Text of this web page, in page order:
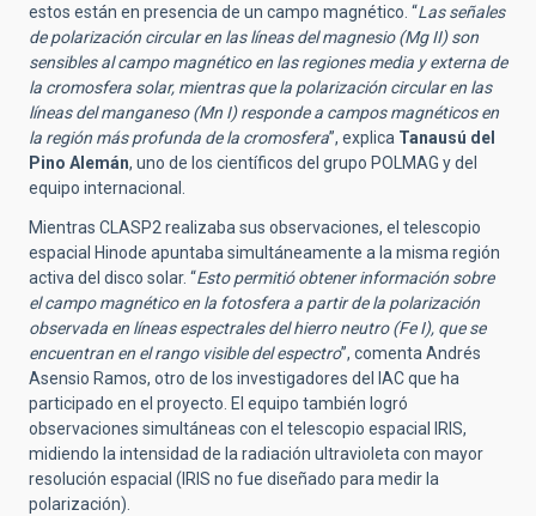
estos están en presencia de un campo magnético. “Las señales
de polarización circular en las líneas del magnesio (Mg II) son
sensibles al campo magnético en las regiones media y externa de
la cromosfera solar, mientras que la polarización circular en las
líneas del manganeso (Mn I) responde a campos magnéticos en
la región más profunda de la cromosfera”, explica Tanausú del
Pino Alemán, uno de los científicos del grupo POLMAG y del
equipo internacional.
Mientras CLASP2 realizaba sus observaciones, el telescopio
espacial Hinode apuntaba simultáneamente a la misma región
activa del disco solar. “Esto permitió obtener información sobre
el campo magnético en la fotosfera a partir de la polarización
observada en líneas espectrales del hierro neutro (Fe I), que se
encuentran en el rango visible del espectro”, comenta Andrés
Asensio Ramos, otro de los investigadores del IAC que ha
participado en el proyecto. El equipo también logró
observaciones simultáneas con el telescopio espacial IRIS,
midiendo la intensidad de la radiación ultravioleta con mayor
resolución espacial (IRIS no fue diseñado para medir la
polarización).